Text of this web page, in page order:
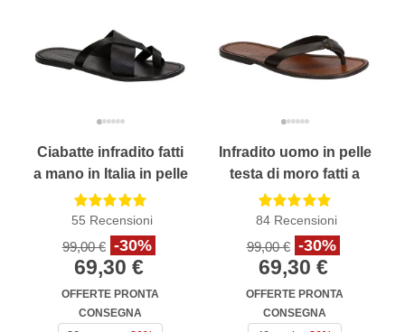
Ciabatte infradito fatti
a mano in Italia in pelle
nero intrecciata
sull'alluce
55 Recensioni
99,00 € -30%
69,30 €
OFFERTE PRONTA
CONSEGNA
Infradito uomo in pelle
testa di moro fatti a
mano
84 Recensioni
99,00 € -30%
69,30 €
OFFERTE PRONTA
CONSEGNA